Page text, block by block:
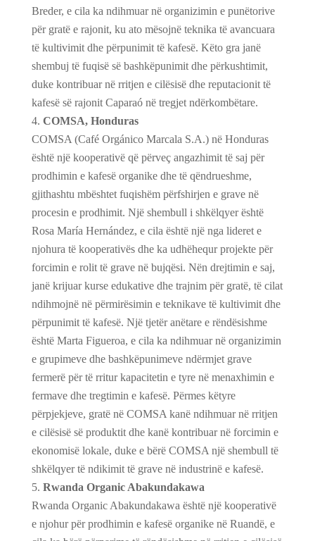
Breder, e cila ka ndihmuar në organizimin e punëtorive
për gratë e rajonit, ku ato mësojnë teknika të avancuara
të kultivimit dhe përpunimit të kafesë. Këto gra janë
shembuj të fuqisë së bashkëpunimit dhe përkushtimit,
duke kontribuar në rritjen e cilësisë dhe reputacionit të
kafesë së rajonit Caparaó në tregjet ndërkombëtare.
COMSA, Honduras
COMSA (Café Orgánico Marcala S.A.) në Honduras
është një kooperativë që përveç angazhimit të saj për
prodhimin e kafesë organike dhe të qëndrueshme,
gjithashtu mbështet fuqishëm përfshirjen e grave në
procesin e prodhimit. Një shembull i shkëlqyer është
Rosa María Hernández, e cila është një nga lideret e
njohura të kooperativës dhe ka udhëhequr projekte për
forcimin e rolit të grave në bujqësi. Nën drejtimin e saj,
janë krijuar kurse edukative dhe trajnim për gratë, të cilat
ndihmojnë në përmirësimin e teknikave të kultivimit dhe
përpunimit të kafesë. Një tjetër anëtare e rëndësishme
është Marta Figueroa, e cila ka ndihmuar në organizimin
e grupimeve dhe bashkëpunimeve ndërmjet grave
fermerë për të rritur kapacitetin e tyre në menaxhimin e
fermave dhe tregtimin e kafesë. Përmes këtyre
përpjekjeve, gratë në COMSA kanë ndihmuar në rritjen
e cilësisë së produktit dhe kanë kontribuar në forcimin e
ekonomisë lokale, duke e bërë COMSA një shembull të
shkëlqyer të ndikimit të grave në industrinë e kafesë.
Rwanda Organic Abakundakawa
Rwanda Organic Abakundakawa është një kooperativë
e njohur për prodhimin e kafesë organike në Ruandë, e